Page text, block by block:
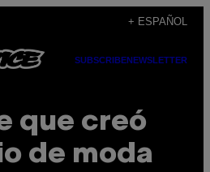
+ ESPAÑOL
SUBSCRIBENEWSLETTER
que creó
de moda